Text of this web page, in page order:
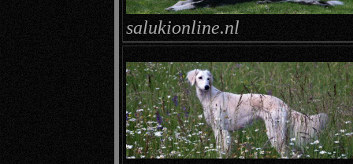
salukionline.nl